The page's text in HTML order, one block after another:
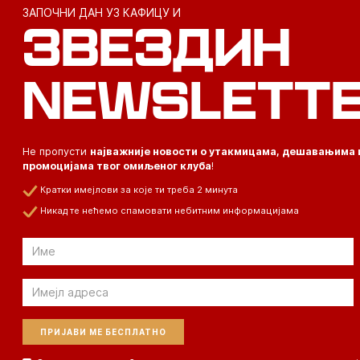
ЗАПОЧНИ ДАН УЗ КАФИЦУ И
ЗВЕЗДИН
Не пропусти најважније новости о утакмицама, дешавањима
промоцијама твог омиљеног клуба!
Кратки имејлови за које ти треба 2 минута
Никад те нећемо спамовати небитним информацијама
Email
Email